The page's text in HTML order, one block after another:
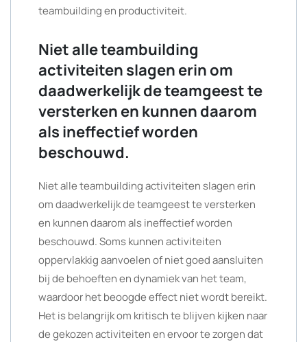
teambuilding en productiviteit.
Niet alle teambuilding
activiteiten slagen erin om
daadwerkelijk de teamgeest te
versterken en kunnen daarom
als ineffectief worden
beschouwd.
Niet alle teambuilding activiteiten slagen erin
om daadwerkelijk de teamgeest te versterken
en kunnen daarom als ineffectief worden
beschouwd. Soms kunnen activiteiten
oppervlakkig aanvoelen of niet goed aansluiten
bij de behoeften en dynamiek van het team,
waardoor het beoogde effect niet wordt bereikt.
Het is belangrijk om kritisch te blijven kijken naar
de gekozen activiteiten en ervoor te zorgen dat